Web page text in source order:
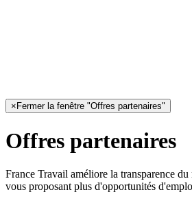
× Fermer la fenêtre "Offres partenaires"
Offres partenaires
France Travail améliore la transparence
vous proposant plus d'opportunités